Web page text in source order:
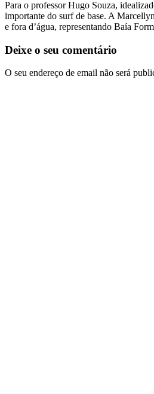
Para o professor Hugo Souza,
importante do surf de base. A
e fora d’água, representando Baía
Deixe o seu comentário
O seu endereço de email não será